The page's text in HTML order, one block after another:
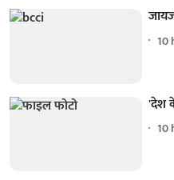
10
'देश
10